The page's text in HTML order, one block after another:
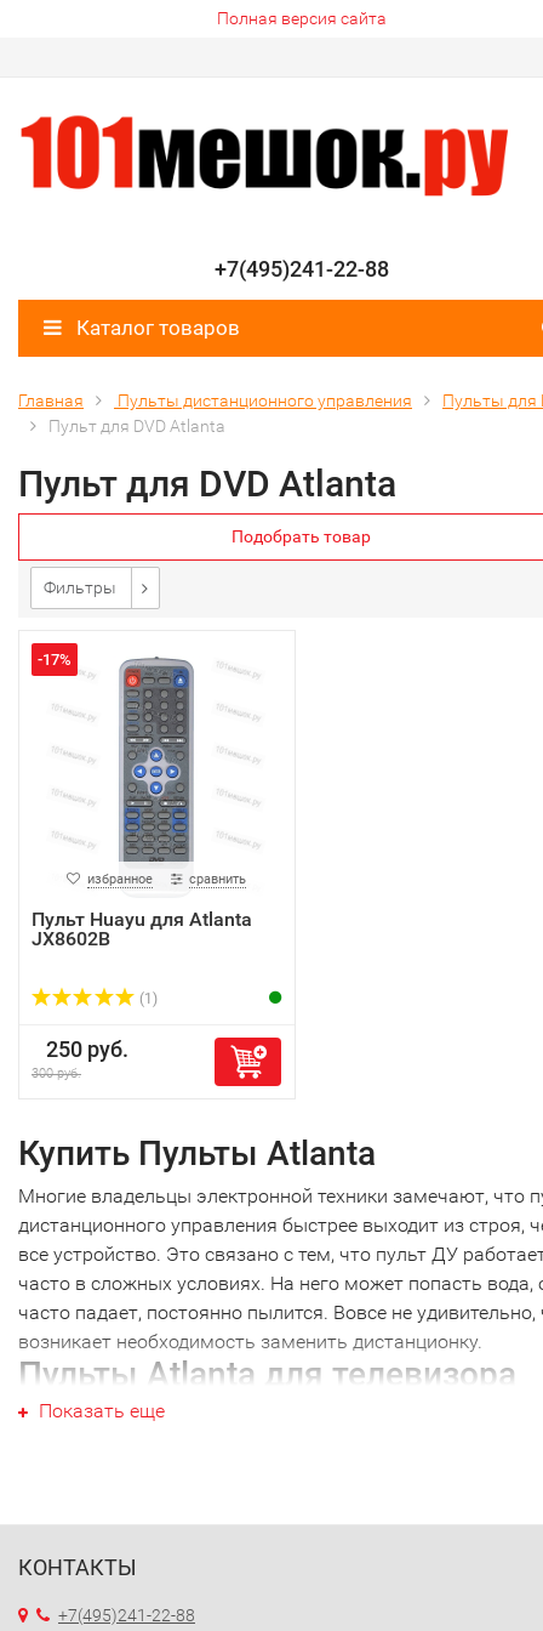
Полная версия сайта
+7(495)241-22-88
Каталог товаров
Главная Пульты дистанционного управления
Пульты для
Пульт для DVD Atlanta
Пульт для DVD Atlanta
Подобрать товар
Фильтры
-17%
избранное сравнить
Пульт Huayu для Atlanta
JX8602B
(1)
250 руб.
300 руб.
Купить Пульты Atlanta
Многие владельцы электронной техники замечают, что
дистанционного управления быстрее выходит из строя,
все устройство. Это связано с тем, что пульт ДУ
часто в сложных условиях. На него может попасть вода,
часто падает, постоянно пылится. Вовсе не удивительно,
возникает необходимость заменить дистанционку.
Пульты Atlanta для телевизора
Пульты Atlanta не являются исключением, как и техника
работает только с определенной моделью. Ошибившись
будет работать с вашей техникой. Поэтому, решив купить
Показать еще
КОНТАКТЫ
+7(495)241-22-88